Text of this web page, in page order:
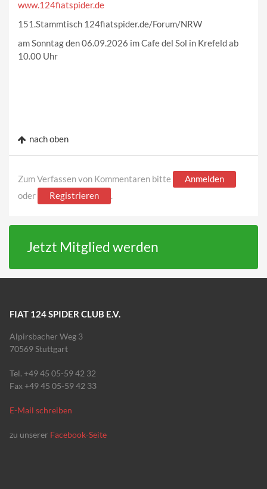
www.124fiatspider.de
151.Stammtisch 124fiatspider.de/Forum/NRW
am Sonntag den 06.09.2026 im Cafe del Sol in Krefeld ab
10.00 Uhr
nach oben
Zum Verfassen von Kommentaren bitte
Anmelden
oder
Registrieren .
Jetzt Mitglied werden
FIAT 124 SPIDER CLUB E.V.
Alpirsbacher Weg 3
70569 Stuttgart
Tel. +49 45 05-59 42 32
Fax +49 45 05-59 42 33
E-Mail schreiben
zu unserer Facebook-Seite